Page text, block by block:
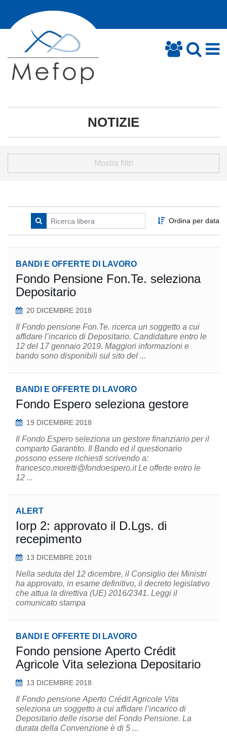
NOTIZIE
Mostra filtri
Ordina per data
BANDI E OFFERTE DI LAVORO
Fondo Pensione Fon.Te. seleziona
Depositario
20 DICEMBRE 2018
Il Fondo pensione Fon.Te. ricerca un soggetto a cui
affidare l’incarico di Depositario. Candidature entro le
12 del 17 gennaio 2019. Maggiori informazioni e
bando sono disponibili sul sito del ...
BANDI E OFFERTE DI LAVORO
Fondo Espero seleziona gestore
19 DICEMBRE 2018
Il Fondo Espero seleziona un gestore finanziario per il
comparto Garantito. Il Bando ed il questionario
possono essere richiesti scrivendo a:
francesco.moretti@fondoespero.it Le offerte entro le
12 ...
ALERT
Iorp 2: approvato il D.Lgs. di
recepimento
13 DICEMBRE 2018
Nella seduta del 12 dicembre, il Consiglio dei Ministri
ha approvato, in esame definitivo, il decreto legislativo
che attua la direttiva (UE) 2016/2341. Leggi il
comunicato stampa
BANDI E OFFERTE DI LAVORO
Fondo pensione Aperto Crédit
Agricole Vita seleziona Depositario
13 DICEMBRE 2018
Il Fondo pensione Aperto Crédit Agricole Vita
seleziona un soggetto a cui affidare l’incarico di
Depositario delle risorse del Fondo Pensione. La
durata della Convenzione è di 5 ...